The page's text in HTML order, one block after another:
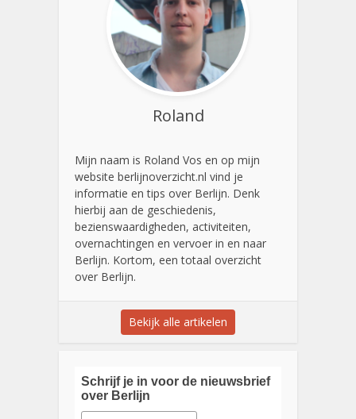
Roland
Mijn naam is Roland Vos en op mijn
website berlijnoverzicht.nl vind je
informatie en tips over Berlijn. Denk
hierbij aan de geschiedenis,
bezienswaardigheden, activiteiten,
overnachtingen en vervoer in en naar
Berlijn. Kortom, een totaal overzicht
over Berlijn.
Bekijk alle artikelen
Schrijf je in voor de nieuwsbrief
over Berlijn